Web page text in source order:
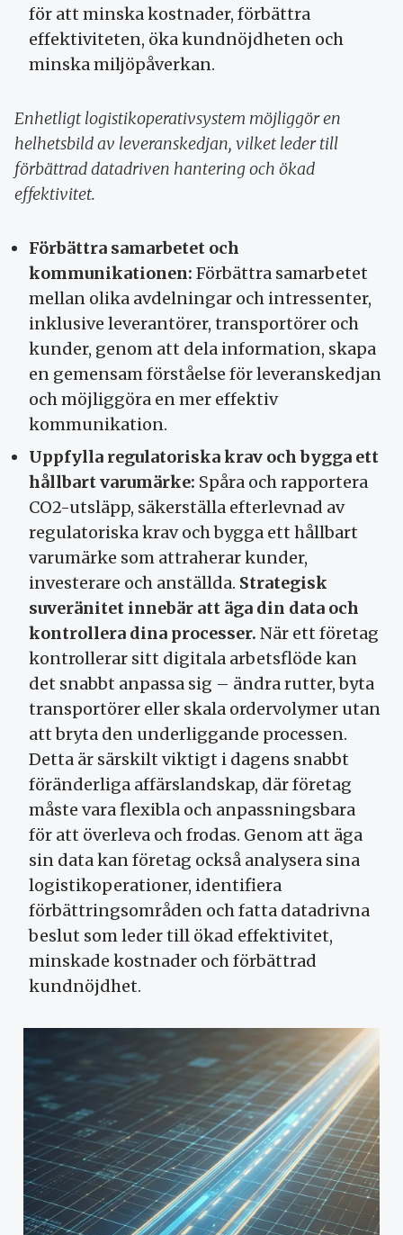
för att minska kostnader, förbättra
effektiviteten, öka kundnöjdheten och
minska miljöpåverkan.
Enhetligt logistikoperativsystem möjliggör en
helhetsbild av leveranskedjan, vilket leder till
förbättrad datadriven hantering och ökad
effektivitet.
Förbättra samarbetet och
kommunikationen: Förbättra samarbetet
mellan olika avdelningar och intressenter,
inklusive leverantörer, transportörer och
kunder, genom att dela information, skapa
en gemensam förståelse för leveranskedjan
och möjliggöra en mer effektiv
kommunikation.
Uppfylla regulatoriska krav och bygga ett
hållbart varumärke: Spåra och rapportera
CO2-utsläpp, säkerställa efterlevnad av
regulatoriska krav och bygga ett hållbart
varumärke som attraherar kunder,
investerare och anställda. Strategisk
suveränitet innebär att äga din data och
kontrollera dina processer. När ett företag
kontrollerar sitt digitala arbetsflöde kan
det snabbt anpassa sig – ändra rutter, byta
transportörer eller skala ordervolymer utan
att bryta den underliggande processen.
Detta är särskilt viktigt i dagens snabbt
föränderliga affärslandskap, där företag
måste vara flexibla och anpassningsbara
för att överleva och frodas. Genom att äga
sin data kan företag också analysera sina
logistikoperationer, identifiera
förbättringsområden och fatta datadrivna
beslut som leder till ökad effektivitet,
minskade kostnader och förbättrad
kundnöjdhet.